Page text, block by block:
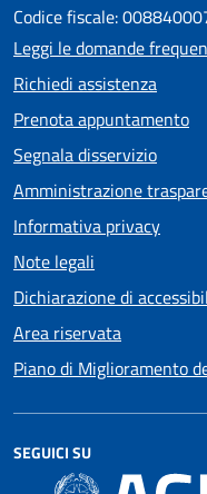
Codice fiscale:
Leggi le domande
Richiedi assistenza
Prenota appuntamento
Segnala disservizio
Amministrazione
Informativa privacy
Note legali
Dichiarazione di
Area riservata
Piano di Miglioramento
SEGUICI SU